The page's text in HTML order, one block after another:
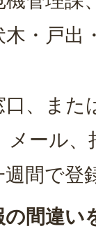
・戸出
、また
メール、
間で登
の間違